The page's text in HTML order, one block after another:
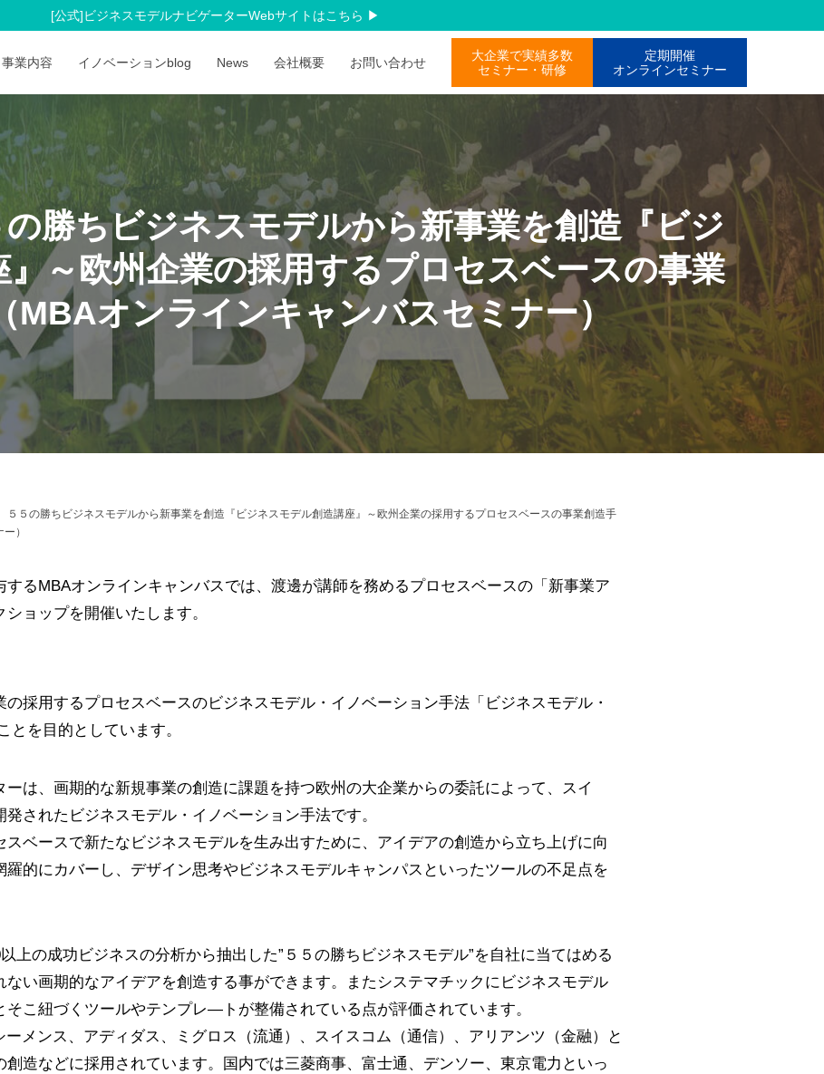
[公式]ビジネスモデルナビゲーターWebサイトはこちら
事業内容 イノベーションblog News 会社概要 お問い合わせ
大企業で実績多数
セミナー・研修
定期開催
オンラインセミナー
勝ちビジネスモデルから新事業を創造『ビジ
～欧州企業の採用するプロセスベースの事業
MBAオンラインキャンバスセミナー）
５の勝ちビジネスモデルから新事業を創造『ビジネスモデル創造講座』～欧州企業の採用するプロセスベースの事業創造手
）
るMBAオンラインキャンバスでは、渡邊が講師を務めるプロセスベースの「新事業ア
ョップを開催いたします。
採用するプロセスベースのビジネスモデル・イノベーション手法「ビジネスモデル・
とを目的としています。
ーは、画期的な新規事業の創造に課題を持つ欧州の大企業からの委託によって、スイ
されたビジネスモデル・イノベーション手法です。
スベースで新たなビジネスモデルを生み出すために、アイデアの創造から立ち上げに向
羅的にカバーし、デザイン思考やビジネスモデルキャンパスといったツールの不足点を
上の成功ビジネスの分析から抽出した”５５の勝ちビジネスモデル”を自社に当てはめる
ない画期的なアイデアを創造する事ができます。またシステマチックにビジネスモデル
そこ紐づくツールやテンプレ―トが整備されている点が評価されています。
メンス、アディダス、ミグロス（流通）、スイスコム（通信）、アリアンツ（金融）と
造などに採用されています。国内では三菱商事、富士通、デンソー、東京電力といっ